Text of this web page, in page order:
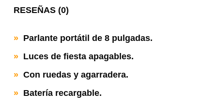
RESEÑAS (0)
» Parlante portátil de 8 pulgadas.
» Luces de fiesta apagables.
» Con ruedas y agarradera.
» Batería recargable.